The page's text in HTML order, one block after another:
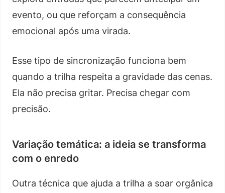
evento, ou que reforçam a consequência
emocional após uma virada.
Esse tipo de sincronização funciona bem
quando a trilha respeita a gravidade das cenas.
Ela não precisa gritar. Precisa chegar com
precisão.
Variação temática: a ideia se transforma
com o enredo
Outra técnica que ajuda a trilha a soar orgânica